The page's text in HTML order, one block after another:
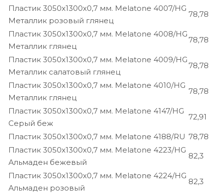
Пластик 3050х1300х0,7 мм. Melatone 4007/HG
Металлик розовый глянец
78,78
Пластик 3050х1300х0,7 мм. Melatone 4008/HG
Металлик глянец
78,78
Пластик 3050х1300х0,7 мм. Melatone 4009/HG
Металлик салатовый глянец
78,78
Пластик 3050х1300х0,7 мм. Melatone 4010/HG
Металлик глянец
78,78
Пластик 3050х1300х0,7 мм. Melatone 4147/HG
Серый беж
72,91
Пластик 3050х1300х0,7 мм. Melatone 4188/RU 78,78
Пластик 3050х1300х0,7 мм. Melatone 4223/HG
Альмаден бежевый
82,3
Пластик 3050х1300х0,7 мм. Melatone 4224/HG
Альмаден розовый
82,3